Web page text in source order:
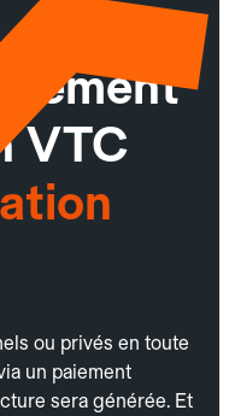
VTC
ou privés en toute
un paiement
sera générée. Et